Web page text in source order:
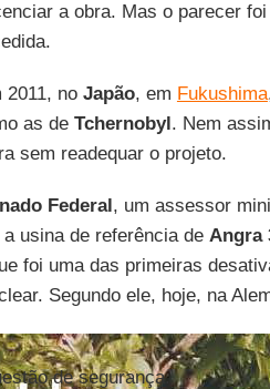
a obra. Mas o parecer foi
2011, no Japão, em Fukushima
as de Tchernobyl. Nem
sem readequar o projeto.
Federal, um assessor
usina de referência de Angra
foi uma das primeiras
Segundo ele, hoje, na
de segurança.